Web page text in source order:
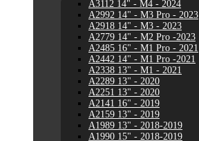
A3112 14" - M4 - 2024
A2992 14" - M3 Pro - 2023
A2918 14" - M3 - 2023
A2779 14" - M2 Pro -2023
A2485 16" - M1 Pro - 2021
A2442 14" - M1 Pro -2021
A2338 13" - M1 - 2021
A2289 13" - 2020
A2251 13" - 2020
A2141 16" - 2019
A2159 13" - 2019
A1989 13" - 2018-2019
A1990 15" - 2018-2019